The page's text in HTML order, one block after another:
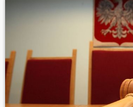
gotowe do odbioru pod koniec 2024 roku.